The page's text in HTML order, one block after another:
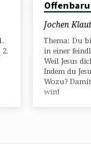
2.
Jochen
Thema: Du
in einer
Weil Jesus
Indem du
Wozu?
wird